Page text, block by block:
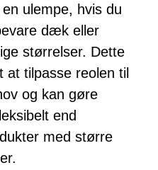
ulempe, hvis du
dæk eller
størrelser. Dette
tilpasse reolen til
og kan gøre
end
med større